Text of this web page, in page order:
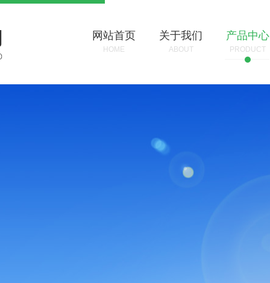
网站首页
HOME
关于我们
ABOUT
产品中心
PRODUCT